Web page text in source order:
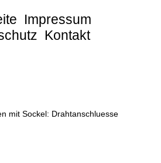
Impressum
Kontakt
mit Sockel: Drahtanschluesse